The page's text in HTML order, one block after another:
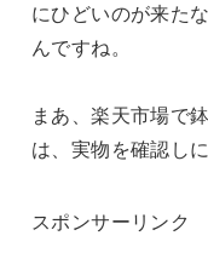
にひどいのが来た
んですね。
まあ、楽天市場で
は、実物を確認し
スポンサーリンク